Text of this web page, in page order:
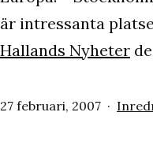
är intressanta
Hallands Nyheter
Publicerat
27 februari, 2007